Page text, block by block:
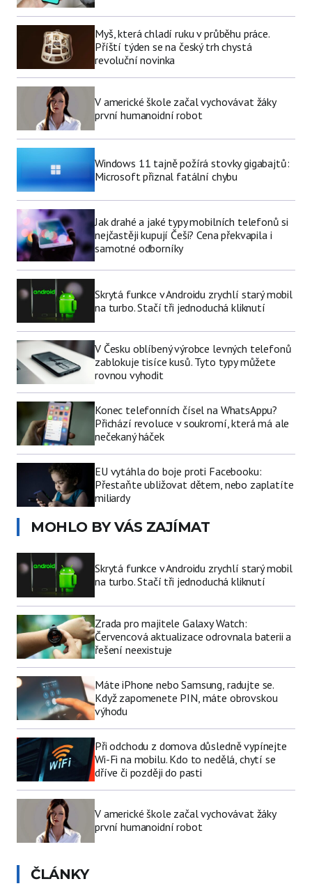
Myš, která chladí ruku v průběhu práce.
Příští týden se na český trh chystá
revoluční novinka
V americké škole začal vychovávat žáky
první humanoidní robot
Windows 11 tajně požírá stovky gigabajtů:
Microsoft přiznal fatální chybu
Jak drahé a jaké typy mobilních telefonů si
nejčastěji kupují Češi? Cena překvapila i
samotné odborníky
Skrytá funkce v Androidu zrychlí starý mobil
na turbo. Stačí tři jednoduchá kliknutí
V Česku oblíbený výrobce levných telefonů
zablokuje tisíce kusů. Tyto typy můžete
rovnou vyhodit
Konec telefonních čísel na WhatsAppu?
Přichází revoluce v soukromí, která má ale
nečekaný háček
EU vytáhla do boje proti Facebooku:
Přestaňte ubližovat dětem, nebo zaplatíte
miliardy
MOHLO BY VÁS ZAJÍMAT
Skrytá funkce v Androidu zrychlí starý mobil
na turbo. Stačí tři jednoduchá kliknutí
Zrada pro majitele Galaxy Watch:
Červencová aktualizace odrovnala baterii a
řešení neexistuje
Máte iPhone nebo Samsung, radujte se.
Když zapomenete PIN, máte obrovskou
výhodu
Při odchodu z domova důsledně vypínejte
Wi-Fi na mobilu. Kdo to nedělá, chytí se
dříve či později do pasti
V americké škole začal vychovávat žáky
první humanoidní robot
ČLÁNKY